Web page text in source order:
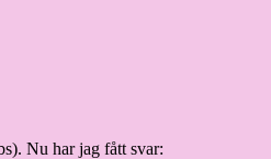
Nu har jag fått svar: